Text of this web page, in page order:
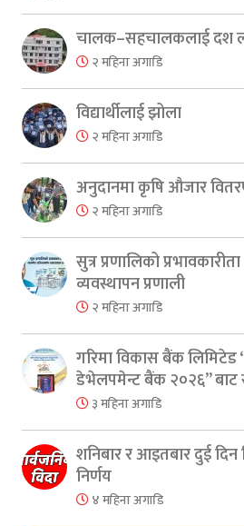
चालक–सहचालकलाई दश
२ महिना अगाडि
विद्यार्थीलाई झोला
२ महिना अगाडि
अनुदानमा कृषि औजार
२ महिना अगाडि
सुत्र प्रणालिको
व्यवस्थापन प्रणाली
२ महिना अगाडि
गरिमा विकास बैंक लिमिटेड
डेभेलपमेन्ट बैंक २०२६” बाट
३ महिना अगाडि
शनिबार र आइतबार दुई दिन
निर्णय
४ महिना अगाडि